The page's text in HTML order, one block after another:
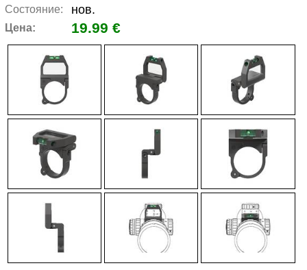
Состояние: нов.
Цена: 19.99 €